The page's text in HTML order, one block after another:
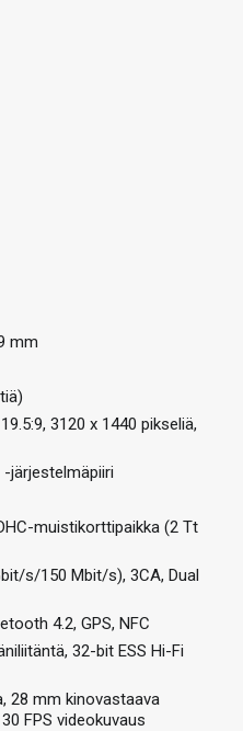
mm
3120 x 1440 pikseliä,
järjestelmäpiiri
muistikorttipaikka (2 Tt
s/150 Mbit/s), 3CA, Dual
4.2, GPS, NFC
32-bit ESS Hi-Fi
28 mm kinovastaava
FPS videokuvaus